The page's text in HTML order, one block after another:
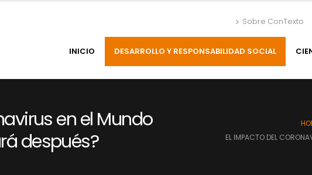
Sobre ConTexto
INICIO DESARROLLO Y RESPONSABILIDAD SOCIAL
en el Mundo
después?
EL IMPACTO DEL